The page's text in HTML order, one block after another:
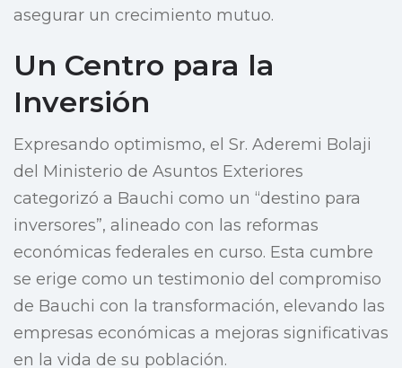
asegurar un crecimiento mutuo.
Un Centro para la
Inversión
Expresando optimismo, el Sr. Aderemi Bolaji
del Ministerio de Asuntos Exteriores
categorizó a Bauchi como un “destino para
inversores”, alineado con las reformas
económicas federales en curso. Esta cumbre
se erige como un testimonio del compromiso
de Bauchi con la transformación, elevando las
empresas económicas a mejoras significativas
en la vida de su población.